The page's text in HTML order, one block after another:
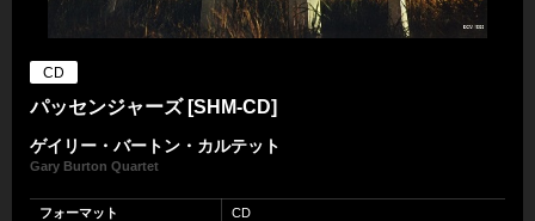
CD
パッセンジャーズ [SHM-CD]
ゲイリー・バートン・カルテット
Gary Burton Quartet
フォーマット
CD